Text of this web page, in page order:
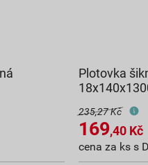
Plotovka
235,27 Kč
169,40Kč
cena za ks s